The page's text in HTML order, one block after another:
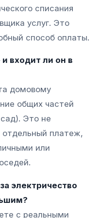
списания
услуг. Это
способ оплаты.
входит ли он в
домовому
общих частей
Это не
отдельный платеж,
или
электричество
с реальными